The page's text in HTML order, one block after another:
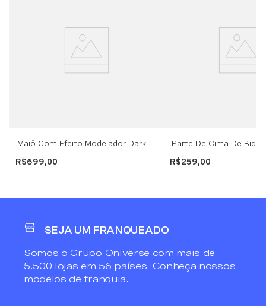
Maiô Com Efeito Modelador Dark
R$699,00
Parte De Cima De
R$259,00
SEJA UM FRANQUEADO
Somos o Grupo Oniverse com mais de
5.500 lojas em 56 países. Conheça nossos
modelos de franquia.